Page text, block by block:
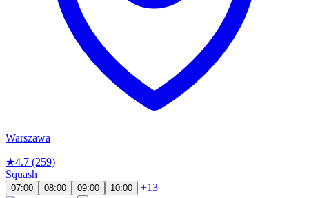
Warszawa
★4.7 (259)
Squash
07:00 08:00 09:00 10:00
+13